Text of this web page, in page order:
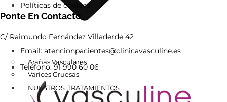
Arañas Vasculares
Varices Gruesas
NUESTROS TRATAMIENTOS
Políticas de cookies
Ponte En Contacto
C/ Raimundo Fernández Villaderde 42
Email: atencionpacientes@clinicavasculine.es
Teléfono: 91 990 60 06